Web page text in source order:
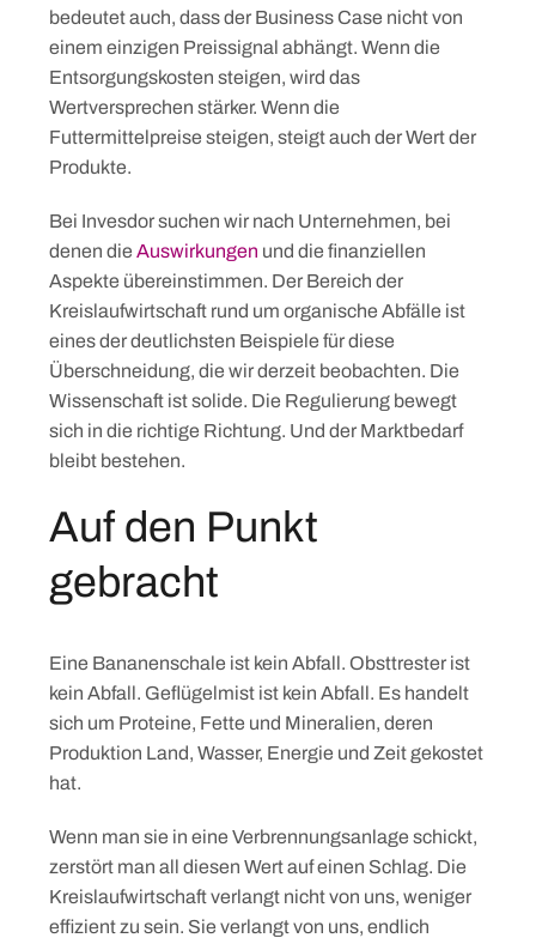
bedeutet auch, dass der Business Case nicht von
einem einzigen Preissignal abhängt. Wenn die
Entsorgungskosten steigen, wird das
Wertversprechen stärker. Wenn die
Futtermittelpreise steigen, steigt auch der Wert der
Produkte.
Bei Invesdor suchen wir nach Unternehmen, bei
denen die Auswirkungen und die finanziellen
Aspekte übereinstimmen. Der Bereich der
Kreislaufwirtschaft rund um organische Abfälle ist
eines der deutlichsten Beispiele für diese
Überschneidung, die wir derzeit beobachten. Die
Wissenschaft ist solide. Die Regulierung bewegt
sich in die richtige Richtung. Und der Marktbedarf
bleibt bestehen.
Auf den Punkt
gebracht
Eine Bananenschale ist kein Abfall. Obsttrester ist
kein Abfall. Geflügelmist ist kein Abfall. Es handelt
sich um Proteine, Fette und Mineralien, deren
Produktion Land, Wasser, Energie und Zeit gekostet
hat.
Wenn man sie in eine Verbrennungsanlage schickt,
zerstört man all diesen Wert auf einen Schlag. Die
Kreislaufwirtschaft verlangt nicht von uns, weniger
effizient zu sein. Sie verlangt von uns, endlich